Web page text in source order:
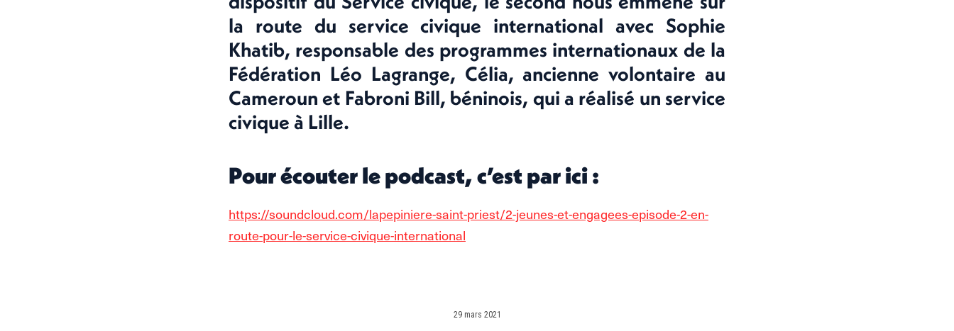
la route du service civique international avec Sophie
Khatib, responsable des programmes internationaux de la
Fédération Léo Lagrange, Célia, ancienne volontaire au
Cameroun et Fabroni Bill, béninois, qui a réalisé un service
civique à Lille.
Pour écouter le podcast, c’est par ici :
https://soundcloud.com/lapepiniere-saint-priest/2-jeunes-et-engagees-episode-2-en-
route-pour-le-service-civique-international
29 mars 2021